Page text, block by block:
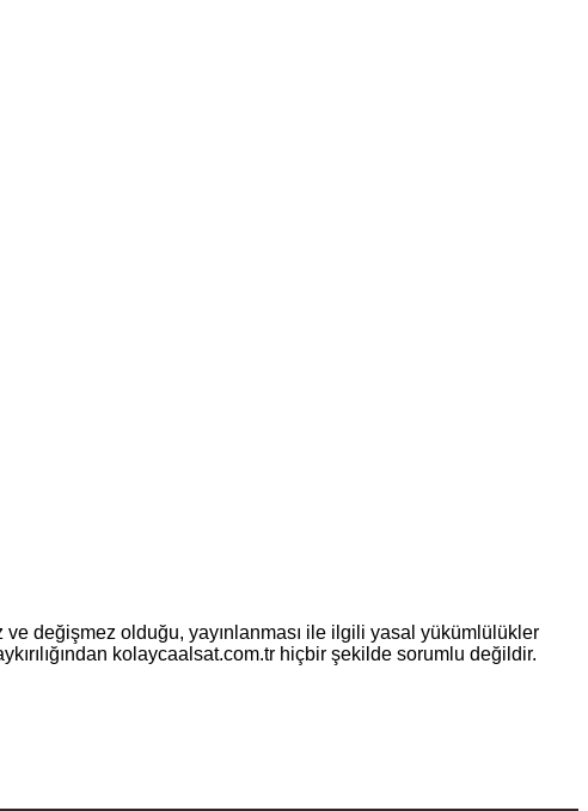
değişmez olduğu, yayınlanması ile ilgili yasal yükümlülükler
kolaycaalsat.com.tr hiçbir şekilde sorumlu değildir.